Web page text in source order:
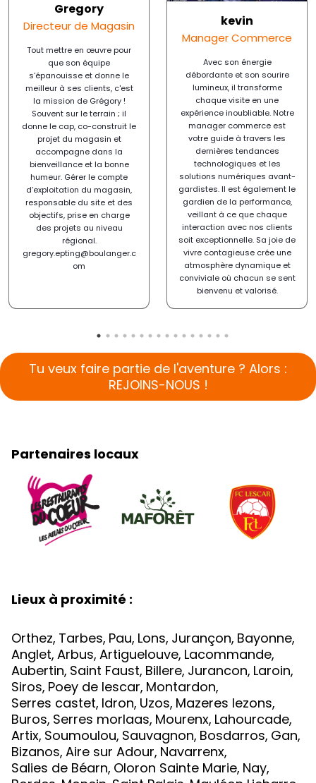
Gregory
Directeur de Magasin
Tout mettre en œuvre pour
que son équipe
s’épanouisse et donne le
meilleur à ses clients, c'est
la mission de Grégory !
Souvent sur le terrain ; il
donne le cap, co-construit le
projet du magasin et
accompagne dans la
bienveillance et la bonne
humeur. Gérer le compte
d’exploitation du magasin,
responsable du site et des
objectifs, prise en charge
des projets au niveau
régional.
gregory.epting@boulanger.c
om
kevin
Manager Commerce
Avec son énergie
débordante et son sourire
lumineux, il transforme
chaque visite en une
expérience inoubliable. Notre
manager commerce est
votre guide à travers les
dernières tendances
technologiques et les
solutions numériques avant-
gardistes. Il est également le
gardien de la performance,
veillant à ce que chaque
interaction avec nos clients
soit exceptionnelle. Sa joie de
vivre contagieuse crée une
atmosphère dynamique et
conviviale où chacun se sent
bienvenu et valorisé.
Tu veux faire partie de l'aventure ? Alors :
REJOINS-NOUS !
Partenaires locaux
Lieux à proximité :
Orthez, Tarbes, Pau, Lons, Jurançon, Bayonne,
Anglet, Arbus, Artiguelouve, Lacommande,
Aubertin, Saint Faust, Billere, Jurancon, Laroin,
Siros, Poey de lescar, Montardon,
Serres castet, Idron, Uzos, Mazeres lezons,
Buros, Serres morlaas, Mourenx, Lahourcade,
Artix, Soumoulou, Sauvagnon, Bosdarros, Gan,
Bizanos, Aire sur Adour, Navarrenx,
Salies de Béarn, Oloron Sainte Marie, Nay,